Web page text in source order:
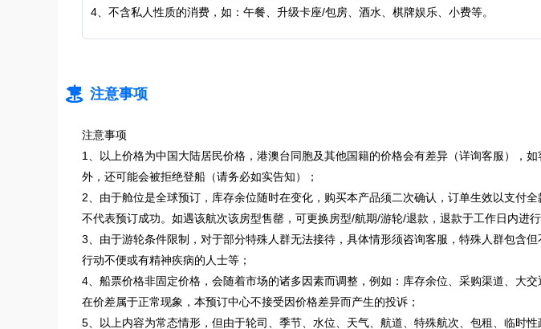
4、不含私人性质的消费，如：午餐、升级卡座/包房、酒水、棋牌娱乐、小费等。
 注意事项
注意事项
1、以上价格为中国大陆居民价格，港澳台同胞及其他国籍的价格会有差异（详询客服），
外，还可能会被拒绝登船（请务必如实告知）；
2、由于舱位是全球预订，库存余位随时在变化，购买本产品须二次确认，订单生效以支付
不代表预订成功。如遇该航次该房型售罄，可更换房型/航期/游轮/退款，退款于工作日内进行
3、由于游轮条件限制，对于部分特殊人群无法接待，具体情形须咨询客服，特殊人群包含但
行动不便或有精神疾病的人士等；
4、船票价格非固定价格，会随着市场的诸多因素而调整，例如：库存余位、采购渠道、大
在价差属于正常现象，本预订中心不接受因价格差异而产生的投诉；
5、以上内容为常态情形，但由于轮司、季节、水位、天气、航道、特殊航次、包租、临时